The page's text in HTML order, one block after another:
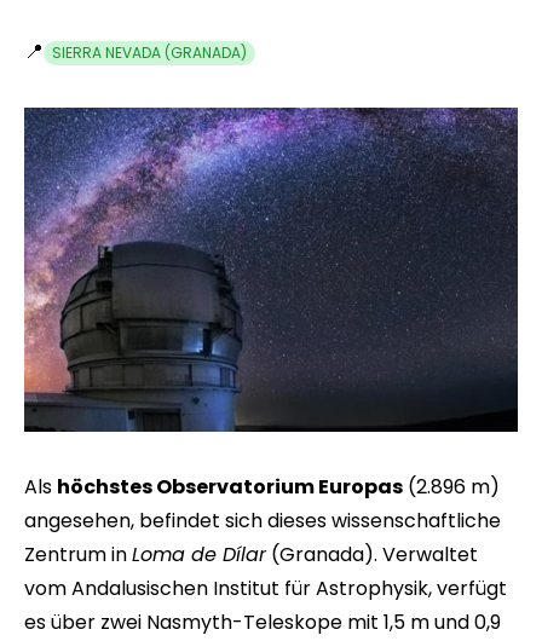
📍 SIERRA NEVADA (GRANADA)
Als höchstes Observatorium Europas (2.896 m)
angesehen, befindet sich dieses wissenschaftliche
Zentrum inLoma de Dílar(Granada). Verwaltet
vom Andalusischen Institut für Astrophysik, verfügt
es über zwei Nasmyth-Teleskope mit 1,5 m und 0,9